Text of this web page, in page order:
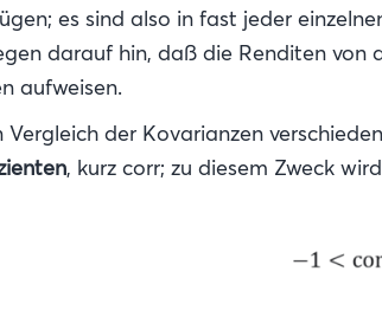
es sind also in fast jeder
darauf hin, daß die Renditen von
aufweisen.
der Kovarianzen
, kurz corr; zu diesem Zweck